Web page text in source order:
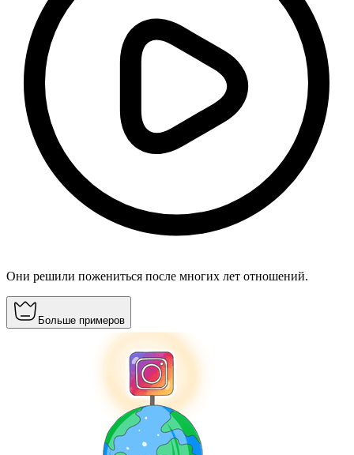
Они решили пожениться после многих лет отношений.
Больше примеров